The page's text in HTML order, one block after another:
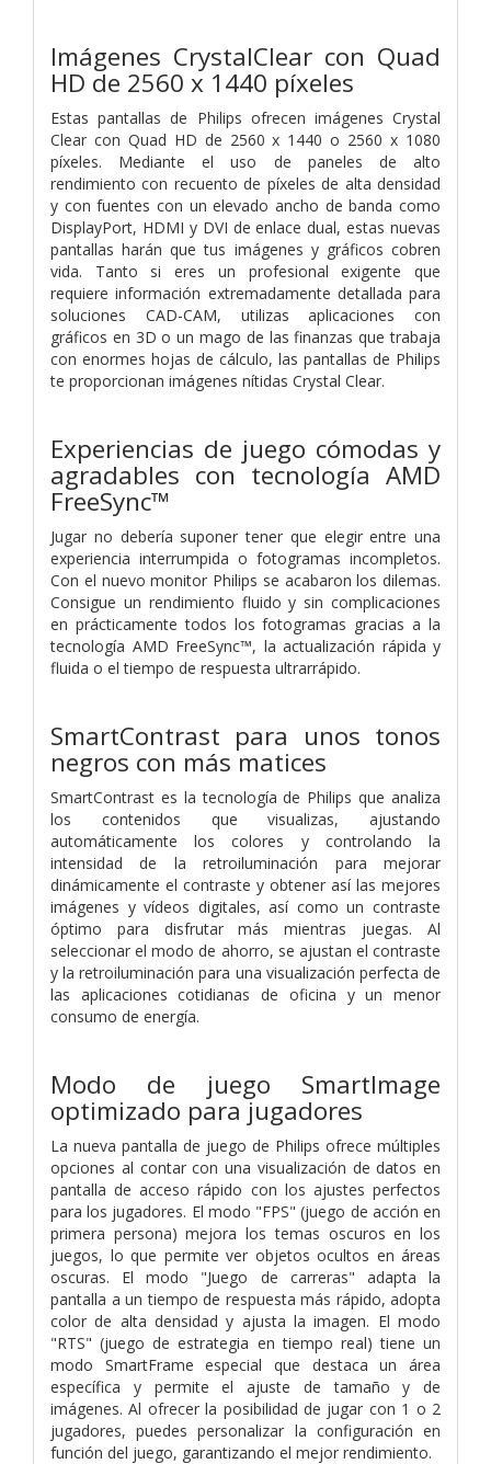
Imágenes CrystalClear con Quad
HD de 2560 x 1440 píxeles
Estas pantallas de Philips ofrecen imágenes Crystal
Clear con Quad HD de 2560 x 1440 o 2560 x 1080
píxeles. Mediante el uso de paneles de alto
rendimiento con recuento de píxeles de alta densidad
y con fuentes con un elevado ancho de banda como
DisplayPort, HDMI y DVI de enlace dual, estas nuevas
pantallas harán que tus imágenes y gráficos cobren
vida. Tanto si eres un profesional exigente que
requiere información extremadamente detallada para
soluciones CAD-CAM, utilizas aplicaciones con
gráficos en 3D o un mago de las finanzas que trabaja
con enormes hojas de cálculo, las pantallas de Philips
te proporcionan imágenes nítidas Crystal Clear.
Experiencias de juego cómodas y
agradables con tecnología AMD
FreeSync™
Jugar no debería suponer tener que elegir entre una
experiencia interrumpida o fotogramas incompletos.
Con el nuevo monitor Philips se acabaron los dilemas.
Consigue un rendimiento fluido y sin complicaciones
en prácticamente todos los fotogramas gracias a la
tecnología AMD FreeSync™, la actualización rápida y
fluida o el tiempo de respuesta ultrarrápido.
SmartContrast para unos tonos
negros con más matices
SmartContrast es la tecnología de Philips que analiza
los contenidos que visualizas, ajustando
automáticamente los colores y controlando la
intensidad de la retroiluminación para mejorar
dinámicamente el contraste y obtener así las mejores
imágenes y vídeos digitales, así como un contraste
óptimo para disfrutar más mientras juegas. Al
seleccionar el modo de ahorro, se ajustan el contraste
y la retroiluminación para una visualización perfecta de
las aplicaciones cotidianas de oficina y un menor
consumo de energía.
Modo de juego SmartImage
optimizado para jugadores
La nueva pantalla de juego de Philips ofrece múltiples
opciones al contar con una visualización de datos en
pantalla de acceso rápido con los ajustes perfectos
para los jugadores. El modo "FPS" (juego de acción en
primera persona) mejora los temas oscuros en los
juegos, lo que permite ver objetos ocultos en áreas
oscuras. El modo "Juego de carreras" adapta la
pantalla a un tiempo de respuesta más rápido, adopta
color de alta densidad y ajusta la imagen. El modo
"RTS" (juego de estrategia en tiempo real) tiene un
modo SmartFrame especial que destaca un área
específica y permite el ajuste de tamaño y de
imágenes. Al ofrecer la posibilidad de jugar con 1 o 2
jugadores, puedes personalizar la configuración en
función del juego, garantizando el mejor rendimiento.